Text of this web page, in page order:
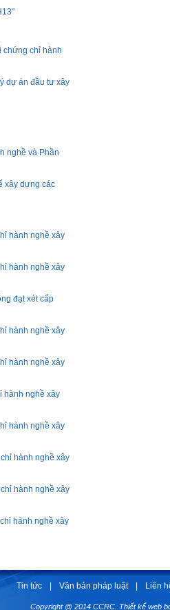
chứng chỉ hành
dự án đầu tư xây
nghề và Phần
xây dựng các
hành nghề xây
hành nghề xây
đạt xét cấp
hành nghề xây
hành nghề xây
hành nghề xây
hành nghề xây
hành nghề xây
hành nghề xây
hành nghề xây
Tin tức Văn bản pháp luật Liên
Copyright @ 2014 CCRC. Thiết kế web